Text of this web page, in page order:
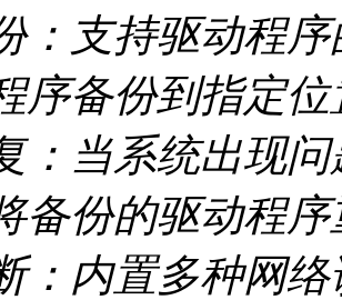
：支持驱动程
序备份到指定
：当系统出现
备份的驱动程
：内置多种网